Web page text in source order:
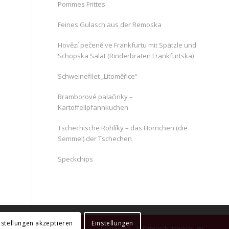
Pommes Frittes
Feines Gulasch aus der Remoska
Hovězí pečeně ve Frankfurtu mit Spätzle und
Schopska Salat (Rinderbraten Frankfurtska)
Schweinefilet „Litoměřice“
Bramborové palačinky –
Kartoffellpfannkuchen
Tschechische Rohlíky – das Hörnchen (die
Semmel) der Tschechen
Speckchips
akzeptieren Einstellungen